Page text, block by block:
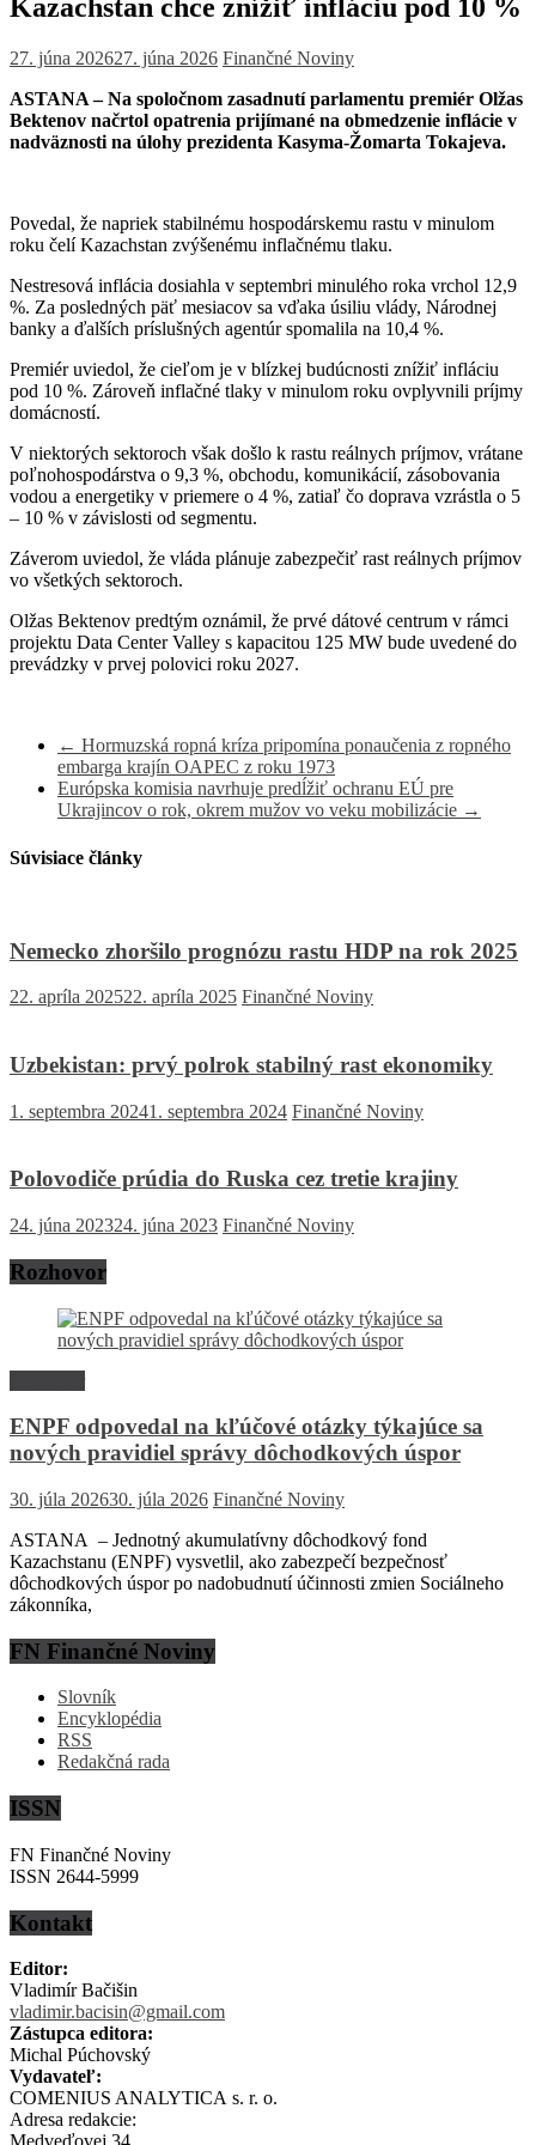
Kazachstan chce znížiť infláciu pod 10 %
27. júna 202627. júna 2026 Finančné Noviny
ASTANA – Na spoločnom zasadnutí parlamentu premiér Olžas
Bektenov načrtol opatrenia prijímané na obmedzenie inflácie v
nadväznosti na úlohy prezidenta Kasyma-Žomarta Tokajeva.
Povedal, že napriek stabilnému hospodárskemu rastu v minulom
roku čelí Kazachstan zvýšenému inflačnému tlaku.
Nestresová inflácia dosiahla v septembri minulého roka vrchol 12,9
%. Za posledných päť mesiacov sa vďaka úsiliu vlády, Národnej
banky a ďalších príslušných agentúr spomalila na 10,4 %.
Premiér uviedol, že cieľom je v blízkej budúcnosti znížiť infláciu
pod 10 %. Zároveň inflačné tlaky v minulom roku ovplyvnili príjmy
domácností.
V niektorých sektoroch však došlo k rastu reálnych príjmov, vrátane
poľnohospodárstva o 9,3 %, obchodu, komunikácií, zásobovania
vodou a energetiky v priemere o 4 %, zatiaľ čo doprava vzrástla o 5
– 10 % v závislosti od segmentu.
Záverom uviedol, že vláda plánuje zabezpečiť rast reálnych príjmov
vo všetkých sektoroch.
Olžas Bektenov predtým oznámil, že prvé dátové centrum v rámci
projektu Data Center Valley s kapacitou 125 MW bude uvedené do
prevádzky v prvej polovici roku 2027.
← Hormuzská ropná kríza pripomína ponaučenia z ropného
embarga krajín OAPEC z roku 1973
Európska komisia navrhuje predĺžiť ochranu EÚ pre
Ukrajincov o rok, okrem mužov vo veku mobilizácie →
Súvisiace články
Nemecko zhoršilo prognózu rastu HDP na rok 2025
22. apríla 202522. apríla 2025 Finančné Noviny
Uzbekistan: prvý polrok stabilný rast ekonomiky
1. septembra 20241. septembra 2024 Finančné Noviny
Polovodiče prúdia do Ruska cez tretie krajiny
24. júna 202324. júna 2023 Finančné Noviny
Rozhovor
ENPF odpovedal na kľúčové otázky týkajúce sa
nových pravidiel správy dôchodkových úspor
30. júla 202630. júla 2026 Finančné Noviny
ASTANA – Jednotný akumulatívny dôchodkový fond
Kazachstanu (ENPF) vysvetlil, ako zabezpečí bezpečnosť
dôchodkových úspor po nadobudnutí účinnosti zmien Sociálneho
zákonníka,
FN Finančné Noviny
Slovník
Encyklopédia
RSS
Redakčná rada
ISSN
FN Finančné Noviny
ISSN 2644-5999
Kontakt
Editor:
Vladimír Bačišin
vladimir.bacisin@gmail.com
Zástupca editora:
Michal Púchovský
Vydavateľ:
COMENIUS ANALYTICA s. r. o.
Adresa redakcie: